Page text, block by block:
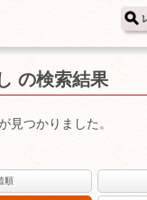
の検索結果
見つかりました。
順